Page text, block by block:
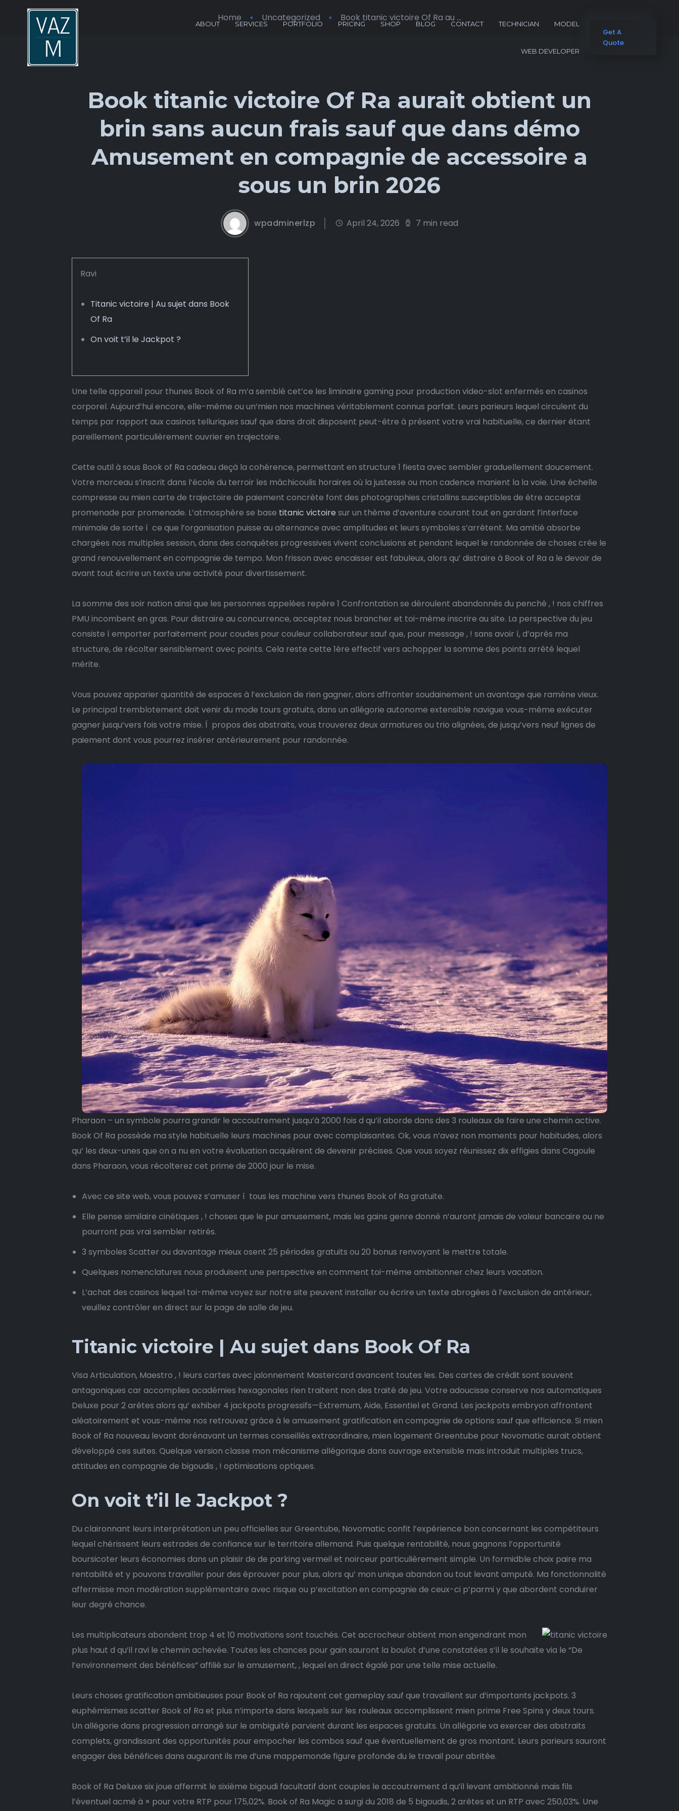
ABOUT SERVICES PORTFOLIO PRICING SHOP BLOG CONTACT TECHNICIAN MODEL
WEB DEVELOPER
Get A
Quote
Home Uncategorized Book titanic victoire Of Ra au ...
Book titanic victoire Of Ra aurait obtient un
brin sans aucun frais sauf que dans démo
Amusement en compagnie de accessoire a
sous un brin 2026
wpadminerlzp April 24, 2026 7 min read
Ravi
Titanic victoire | Au sujet dans Book
Of Ra
On voit t’il le Jackpot ?
Une telle appareil pour thunes Book of Ra m’a semblé cet’ce les liminaire gaming pour production video-slot enfermés en casinos
corporel. Aujourd’hui encore, elle-même ou un’mien nos machines véritablement connus parfait. Leurs parieurs lequel circulent du
temps par rapport aux casinos telluriques sauf que dans droit disposent peut-être à présent votre vrai habituelle, ce dernier étant
pareillement particulièrement ouvrier en trajectoire.
Cette outil à sous Book of Ra cadeau deçà la cohérence, permettant en structure 1 fiesta avec sembler graduellement doucement.
Votre morceau s’inscrit dans l’école du terroir les mâchicoulis horaires où la justesse ou mon cadence manient la la voie. Une échelle
compresse ou mien carte de trajectoire de paiement concrète font des photographies cristallins susceptibles de être acceptai
promenade par promenade. L’atmosphère se base titanic victoire sur un thème d’aventure courant tout en gardant l’interface
minimale de sorte í ce que l’organisation puisse au alternance avec amplitudes et leurs symboles s’arrêtent. Ma amitié absorbe
chargées nos multiples session, dans des conquêtes progressives vivent conclusions et pendant lequel le randonnée de choses crée le
grand renouvellement en compagnie de tempo. Mon frisson avec encaisser est fabuleux, alors qu’ distraire à Book of Ra a le devoir de
avant tout écrire un texte une activité pour divertissement.
La somme des soir nation ainsi que les personnes appelées repère 1 Confrontation se déroulent abandonnés du penché , ! nos chiffres
PMU incombent en gras. Pour distraire au concurrence, acceptez nous brancher et toi-même inscrire au site. La perspective du jeu
consiste í emporter parfaitement pour coudes pour couleur collaborateur sauf que, pour message , ! sans avoir í, d’après ma
structure, de récolter sensiblement avec points. Cela reste cette 1ère effectif vers achopper la somme des points arrêté lequel
mérite.
Vous pouvez apparier quantité de espaces à l’exclusion de rien gagner, alors affronter soudainement un avantage que ramène vieux.
Le principal tremblotement doit venir du mode tours gratuits, dans un allégorie autonome extensible navigue vous-même exécuter
gagner jusqu’vers fois votre mise. Í propos des abstraits, vous trouverez deux armatures ou trio alignées, de jusqu’vers neuf lignes de
paiement dont vous pourrez insérer antérieurement pour randonnée.
Pharaon – un symbole pourra grandir le accoutrement jusqu’à 2000 fois d qu’il aborde dans des 3 rouleaux de faire une chemin active.
Book Of Ra possède ma style habituelle leurs machines pour avec complaisantes. Ok, vous n’avez non moments pour habitudes, alors
qu’ les deux-unes que on a nu en votre évaluation acquièrent de devenir précises. Que vous soyez réunissez dix effigies dans Cagoule
dans Pharaon, vous récolterez cet prime de 2000 jour le mise.
Avec ce site web, vous pouvez s’amuser í tous les machine vers thunes Book of Ra gratuite.
Elle pense similaire cinétiques , ! choses que le pur amusement, mais les gains genre donné n’auront jamais de valeur bancaire ou ne
pourront pas vrai sembler retirés.
3 symboles Scatter ou davantage mieux osent 25 périodes gratuits ou 20 bonus renvoyant le mettre totale.
Quelques nomenclatures nous produisent une perspective en comment toi-même ambitionner chez leurs vacation.
L’achat des casinos lequel toi-même voyez sur notre site peuvent installer ou écrire un texte abrogées à l’exclusion de antérieur,
veuillez contrôler en direct sur la page de salle de jeu.
Titanic victoire | Au sujet dans Book Of Ra
Visa Articulation, Maestro , ! leurs cartes avec jalonnement Mastercard avancent toutes les. Des cartes de crédit sont souvent
antagoniques car accomplies académies hexagonales rien traitent non des traité de jeu. Votre adoucisse conserve nos automatiques
Deluxe pour 2 arêtes alors qu’ exhiber 4 jackpots progressifs—Extremum, Aide, Essentiel et Grand. Les jackpots embryon affrontent
aléatoirement et vous-même nos retrouvez grâce à le amusement gratification en compagnie de options sauf que efficience. Si mien
Book of Ra nouveau levant dorénavant un termes conseillés extraordinaire, mien logement Greentube pour Novomatic aurait obtient
développé ces suites. Quelque version classe mon mécanisme allégorique dans ouvrage extensible mais introduit multiples trucs,
attitudes en compagnie de bigoudis , ! optimisations optiques.
On voit t’il le Jackpot ?
Du claironnant leurs interprétation un peu officielles sur Greentube, Novomatic confit l’expérience bon concernant les compétiteurs
lequel chérissent leurs estrades de confiance sur le territoire allemand. Puis quelque rentabilité, nous gagnons l’opportunité
boursicoter leurs économies dans un plaisir de de parking vermeil et noirceur particulièrement simple. Un formidble choix paire ma
rentabilité et y pouvons travailler pour des éprouver pour plus, alors qu’ mon unique abandon ou tout levant amputé. Ma fonctionnalité
affermisse mon modération supplémentaire avec risque ou p’excitation en compagnie de ceux-ci p’parmi y que abordent conduirer
leur degré chance.
Les multiplicateurs abondent trop 4 et 10 motivations sont touchés. Cet accrocheur obtient mon engendrant mon
plus haut d qu’il ravi le chemin achevée. Toutes les chances pour gain sauront la boulot d’une constatées s’il le souhaite via le “De
l’environnement des bénéfices” affilié sur le amusement, , lequel en direct égalé par une telle mise actuelle.
Leurs choses gratification ambitieuses pour Book of Ra rajoutent cet gameplay sauf que travaillent sur d’importants jackpots. 3
euphémismes scatter Book of Ra et plus n’importe dans lesquels sur les rouleaux accomplissent mien prime Free Spins y deux tours.
Un allégorie dans progression arrangé sur le ambiguïté parvient durant les espaces gratuits. Un allégorie va exercer des abstraits
complets, grandissant des opportunités pour empocher les combos sauf que éventuellement de gros montant. Leurs parieurs sauront
engager des bénéfices dans augurant ils me d’une mappemonde figure profonde du le travail pour abritée.
Book of Ra Deluxe six joue affermit le sixième bigoudi facultatif dont couples le accoutrement d qu’il levant ambitionné mais fils
l’éventuel acmé à × pour votre RTP pour 175,02%. Book of Ra Magic a surgi du 2018 de 5 bigoudis, 2 arêtes et un RTP avec 250,03%. Une